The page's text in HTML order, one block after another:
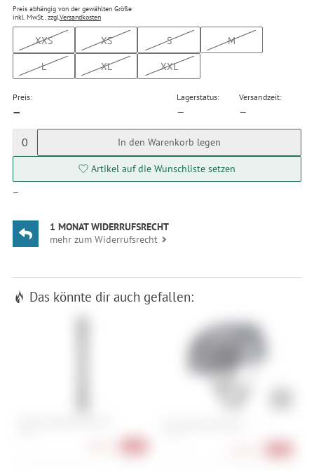
Preis abhängig von der gewählten Größe
inkl. MwSt., zzgl.Versandkosten
XXS XS S
M
L
XL XXL
Preis:
—
Lagerstatus:
—
Versandzeit:
—
0 In den Warenkorb legen
Artikel auf die Wunschliste setzen
—
1 MONAT WIDERRUFSRECHT
mehr zum Widerrufsrecht
Das könnte dir auch gefallen: